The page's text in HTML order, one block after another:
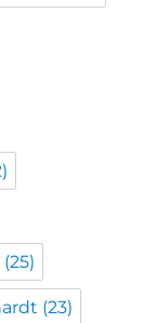
(25)
(23)